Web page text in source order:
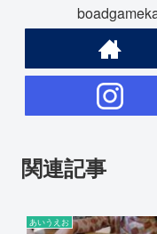
関連記事
あいうえお